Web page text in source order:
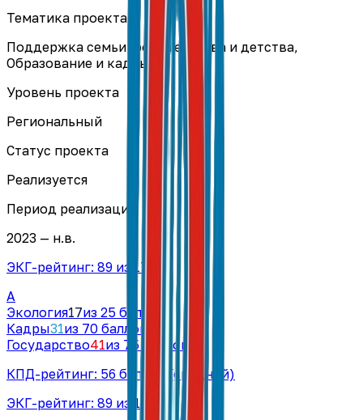
Тематика проекта
Поддержка семьи, родительства и детства,
Образование и кадры
Уровень проекта
Региональный
Статус проекта
Реализуется
Период реализации
2023 — н.в.
ЭКГ-рейтинг: 89 из 170
A
Экология17из 25 баллов
Кадры31из 70 баллов
Государство41из 75 баллов
КПД-рейтинг: 56 баллов
(средний)
ЭКГ-рейтинг: 89 из 170